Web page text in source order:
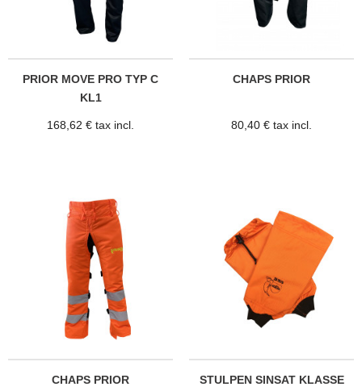
PRIOR MOVE PRO TYP C
KL1
168,62 € tax incl.
CHAPS PRIOR
80,40 € tax incl.
CHAPS PRIOR
STULPEN SINSAT KLASSE